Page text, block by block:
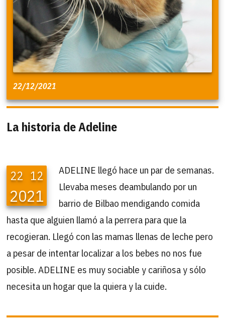
22/12/2021
La historia de Adeline
22 12
2021
ADELINE llegó hace un par de semanas.
Llevaba meses deambulando por un
barrio de Bilbao mendigando comida
hasta que alguien llamó a la perrera para que la
recogieran. Llegó con las mamas llenas de leche pero
a pesar de intentar localizar a los bebes no nos fue
posible. ADELINE es muy sociable y cariñosa y sólo
necesita un hogar que la quiera y la cuide.